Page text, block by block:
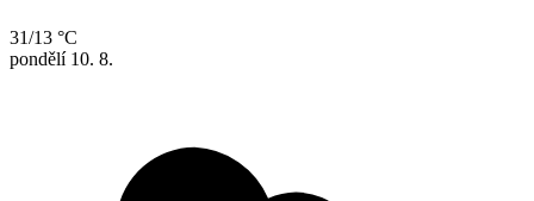
31/13 °C
pondělí 10. 8.